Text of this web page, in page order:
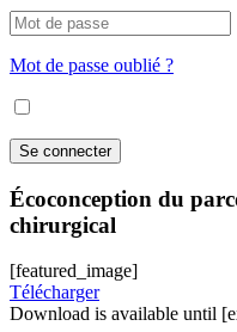
Mot de passe oublié ?
Écoconception du
chirurgical
[featured_image]
Télécharger
Download is available until